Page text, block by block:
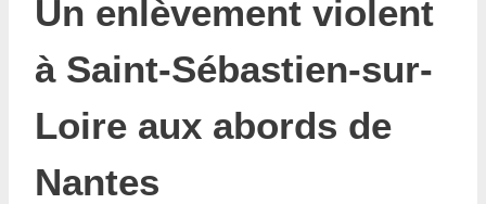
Un enlèvement violent
à Saint-Sébastien-sur-
Loire aux abords de
Nantes